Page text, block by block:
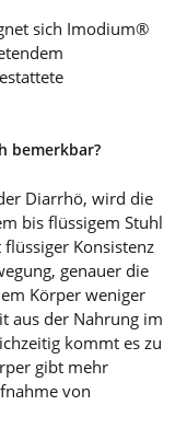
sich Imodium®
bemerkbar?
Diarrhö, wird die
bis flüssigem Stuhl
Konsistenz
genauer die
Körper weniger
aus der Nahrung im
kommt es zu
gibt mehr
von